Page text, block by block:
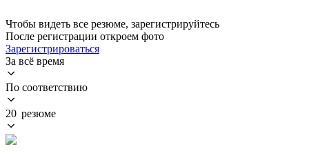
Чтобы видеть все резюме, зарегистрируйтесь
После регистрации откроем фото
Зарегистрироваться
За всё время
По соответствию
20 резюме